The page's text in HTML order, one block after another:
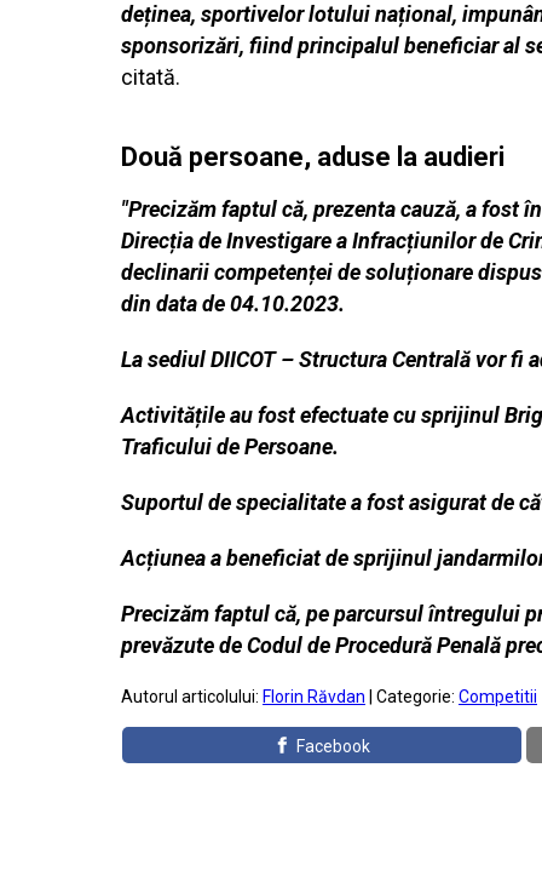
deținea, sportivelor lotului național,
sponsorizări, fiind principalul beneficiar al
citată.
Două persoane, aduse la audieri
"Precizăm faptul că, prezenta cauză, a fost
Direcția de Investigare a Infracțiunilor de
declinarii competenței de soluționare
din data de 04.10.2023.
La sediul DIICOT – Structura Centrală vor fi
Activitățile au fost efectuate cu sprijinul
Traficului de Persoane.
Suportul de specialitate a fost asigurat de
Acțiunea a beneficiat de sprijinul
Precizăm faptul că, pe parcursul întregului
prevăzute de Codul de Procedură Penală
Autorul articolului: Florin Răvdan | Categorie: Competitii
Facebook